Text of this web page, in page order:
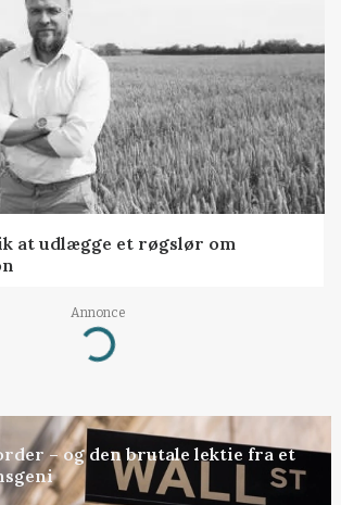
at udlægge et røgslør om
Annonce
Loading...
– og den brutale lektie fra et